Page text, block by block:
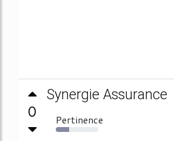
0
Synergie Assurance
Pertinence
32%